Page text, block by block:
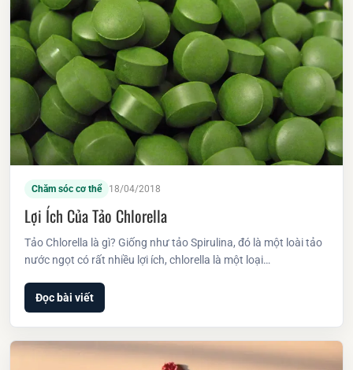
Chăm sóc cơ thể 18/04/2018
Lợi Ích Của Tảo Chlorella
Tảo Chlorella là gì? Giống như tảo Spirulina, đó là một loài tảo
nước ngọt có rất nhiều lợi ích, chlorella là một loại…
Đọc bài viết